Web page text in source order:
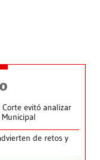
evitó analizar
de retos y